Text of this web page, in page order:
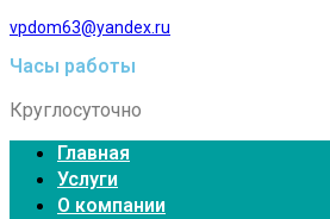
vpdom63@yandex.ru
Часы работы
Круглосуточно
Главная
Услуги
О компании